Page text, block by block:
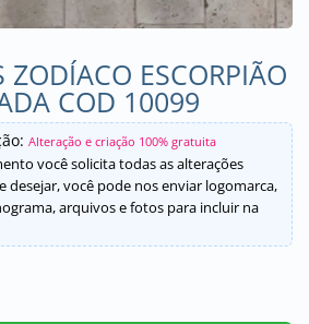
ZODÍACO ESCORPIÃO
COD 10099
Alteração e criação 100% gratuita
você solicita todas as alterações
desejar, você pode nos enviar logomarca,
arquivos e fotos para incluir na